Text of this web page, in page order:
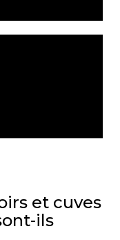
et cuves
ils